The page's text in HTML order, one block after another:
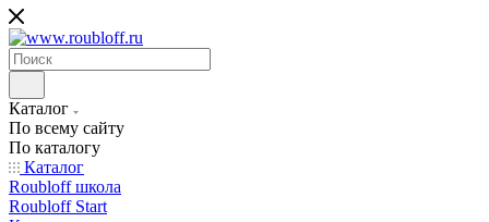
Каталог
По всему сайту
По каталогу
Каталог
Roubloff школа
Roubloff Start